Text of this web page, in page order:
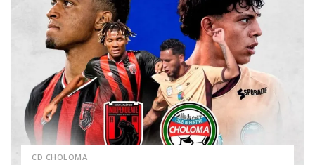
CD CHOLOMA